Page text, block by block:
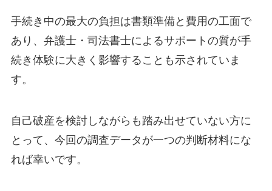
手続き中の最大の負担は書類準備と費用の工面で
あり、弁護士・司法書士によるサポートの質が手
続き体験に大きく影響することも示されていま
す。
自己破産を検討しながらも踏み出せていない方に
とって、今回の調査データが一つの判断材料にな
れば幸いです。